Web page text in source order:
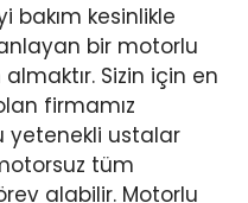
bakım kesinlikle
bir motorlu
Sizin için en
firmamız
yetenekli ustalar
tüm
alabilir. Motorlu